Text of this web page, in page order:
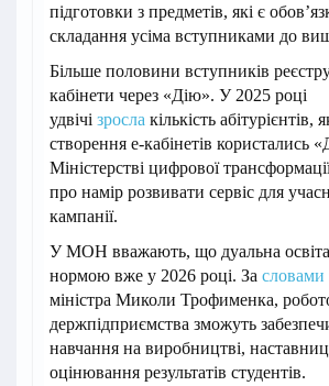
підготовки з предметів, які є
складання усіма вступниками до
Більше половини вступників
кабінети через «Дію». У 2025 році
удвічі зросла кількість абітурієнтів,
створення е-кабінетів користались
Міністерстві цифрової
про намір розвивати сервіс для
кампанії.
У МОН вважають, що дуальна освіта
нормою вже у 2026 році. За словами
міністра Миколи Трофименка,
держпідприємства зможуть
навчання на виробництві,
оцінювання результатів студентів.